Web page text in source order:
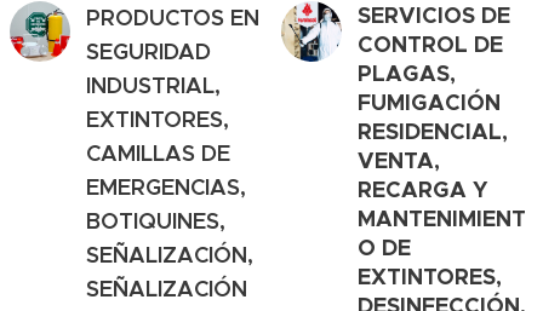
PRODUCTOS EN
SEGURIDAD
INDUSTRIAL,
EXTINTORES,
CAMILLAS DE
EMERGENCIAS,
BOTIQUINES,
SEÑALIZACIÓN,
SEÑALIZACIÓN
SERVICIOS DE
CONTROL DE
PLAGAS,
FUMIGACIÓN
RESIDENCIAL,
VENTA,
RECARGA Y
MANTENIMIENT
O DE
EXTINTORES,